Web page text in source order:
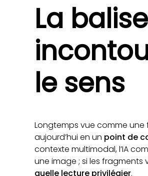
La
le sens
Longtemps vue comme une
aujourd’hui en un point de
contexte multimodal, l’IA
une image ; si les fragments
quelle lecture privilégier.